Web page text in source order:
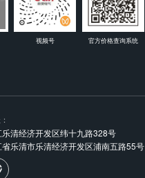
视频号 官方价格查询系统
乐清经济开发区纬十九路328号
省乐清市乐清经济开发区浦南五路55号